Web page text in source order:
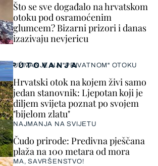
Što se sve događalo na hrvatskom
otoku pod osramoćenim
glumcem? Bizarni prizori i danas
izazivaju nevjericu
PUTOVANJA
UŽIVANJE NA "PRIVATNOM" OTOKU
Hrvatski otok na kojem živi samo
jedan stanovnik: Ljepotan koji je
diljem svijeta poznat po svojem
"bijelom zlatu"
NAJMANJA NA SVIJETU
Čudo prirode: Predivna pješčana
plaža na 100 metara od mora
MA, SAVRŠENSTVO!